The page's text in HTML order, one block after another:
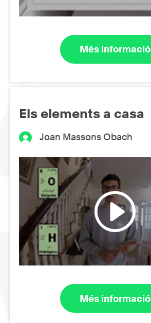
Més informació
Els elements a casa
Joan Massons Obach
Més informació